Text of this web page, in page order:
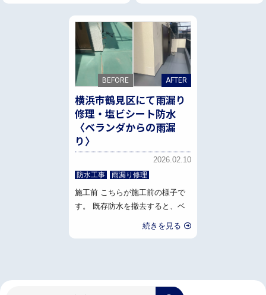
横浜市鶴見区にて雨漏り
修理・塩ビシート防水
〈ベランダからの雨漏
り〉
2026.02.10
防水工事 雨漏り修理
施工前 こちらが施工前の様子で
す。 既存防水を撤去すると、ベ
続きを見る